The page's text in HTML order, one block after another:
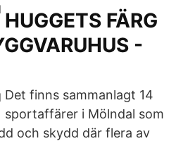
HUGGETS FÄRG
-
Det finns sammanlagt 14
sportaffärer i Mölndal som
och skydd där flera av